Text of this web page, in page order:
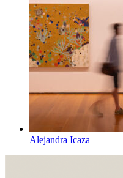
Alejandra Icaza